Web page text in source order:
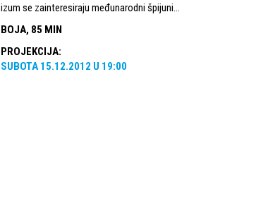
izum se zainteresiraju međunarodni špijuni...
BOJA, 85 MIN
PROJEKCIJA:
SUBOTA 15.12.2012 U 19:00